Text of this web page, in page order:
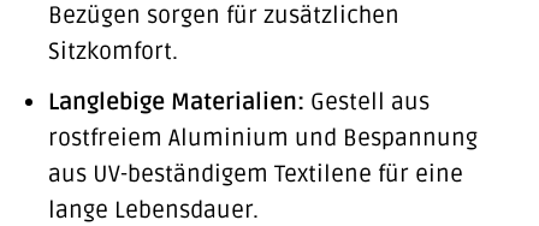
Bezügen sorgen für zusätzlichen
Sitzkomfort.
Langlebige Materialien: Gestell aus
rostfreiem Aluminium und Bespannung
aus UV-beständigem Textilene für eine
lange Lebensdauer.